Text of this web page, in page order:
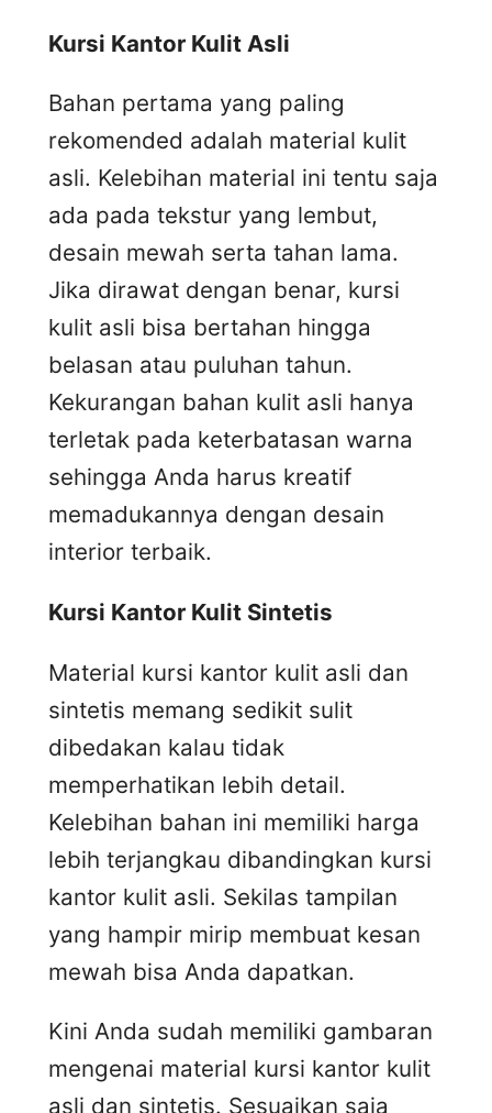
Kursi Kantor Kulit Asli
Bahan pertama yang paling
rekomended adalah material kulit
asli. Kelebihan material ini tentu saja
ada pada tekstur yang lembut,
desain mewah serta tahan lama.
Jika dirawat dengan benar, kursi
kulit asli bisa bertahan hingga
belasan atau puluhan tahun.
Kekurangan bahan kulit asli hanya
terletak pada keterbatasan warna
sehingga Anda harus kreatif
memadukannya dengan desain
interior terbaik.
Kursi Kantor Kulit Sintetis
Material kursi kantor kulit asli dan
sintetis memang sedikit sulit
dibedakan kalau tidak
memperhatikan lebih detail.
Kelebihan bahan ini memiliki harga
lebih terjangkau dibandingkan kursi
kantor kulit asli. Sekilas tampilan
yang hampir mirip membuat kesan
mewah bisa Anda dapatkan.
Kini Anda sudah memiliki gambaran
mengenai material kursi kantor kulit
asli dan sintetis. Sesuaikan saja